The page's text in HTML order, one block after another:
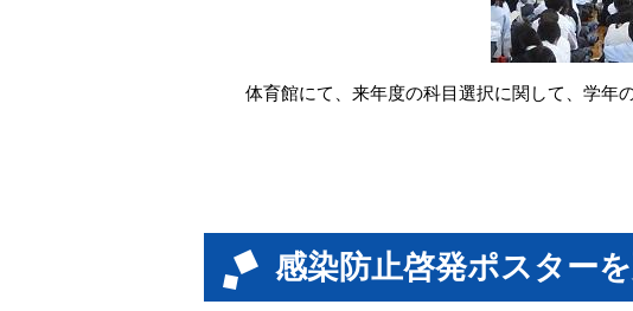
体育館にて、来年度の科目選択に関して、学年
感染防止啓発ポスター